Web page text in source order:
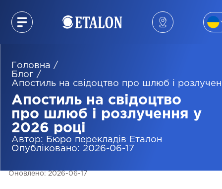
Головна /
Блог /
Апостиль на свідоцтво про шлюб і
Апостиль на свідоцтво
про шлюб і розлучення у
2026 році
Автор:
Бюро перекладів Eталон
Опубліковано: 2026-06-17
Оновлено: 2026-06-17